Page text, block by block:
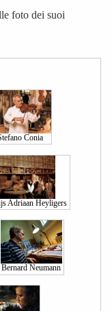
foto dei suoi
Conia
Adriaan Heyligers
Bernard Neumann